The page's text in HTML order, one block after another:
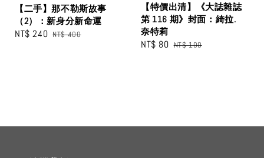
【二手】那不勒斯故事
（2）：新身分新命運
Sale
NT$ 240 Regular
NT$ 400
【特價出清】《大誌雜誌
第 116 期》封面：綺拉.
奈特莉
Sale
NT$ 80 Regular
NT$ 100